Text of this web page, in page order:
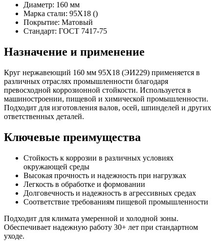
Диаметр: 160 мм
Марка стали: 95Х18 ()
Покрытие: Матовый
Стандарт: ГОСТ 7417-75
Назначение и применение
Круг нержавеющий 160 мм 95Х18 (ЭИ229) применяется в
различных отраслях промышленности благодаря
превосходной коррозионной стойкости. Используется в
машиностроении, пищевой и химической промышленности.
Подходит для изготовления валов, осей, шпинделей и других
ответственных деталей.
Ключевые преимущества
Стойкость к коррозии в различных условиях
окружающей среды
Высокая прочность и надежность при нагрузках
Легкость в обработке и формовании
Долговечность и надежность в агрессивных средах
Соответствие требованиям пищевой промышленности
Подходит для климата умеренной и холодной зоны.
Обеспечивает надежную работу 30+ лет при стандартном
уходе.